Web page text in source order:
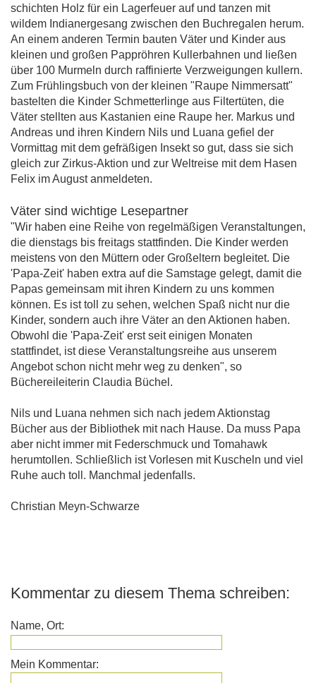
schichten Holz für ein Lagerfeuer auf und tanzen mit
wildem Indianergesang zwischen den Buchregalen herum.
An einem anderen Termin bauten Väter und Kinder aus
kleinen und großen Pappröhren Kullerbahnen und ließen
über 100 Murmeln durch raffinierte Verzweigungen kullern.
Zum Frühlingsbuch von der kleinen "Raupe Nimmersatt"
bastelten die Kinder Schmetterlinge aus Filtertüten, die
Väter stellten aus Kastanien eine Raupe her. Markus und
Andreas und ihren Kindern Nils und Luana gefiel der
Vormittag mit dem gefräßigen Insekt so gut, dass sie sich
gleich zur Zirkus-Aktion und zur Weltreise mit dem Hasen
Felix im August anmeldeten.
Väter sind wichtige Lesepartner
"Wir haben eine Reihe von regelmäßigen Veranstaltungen,
die dienstags bis freitags stattfinden. Die Kinder werden
meistens von den Müttern oder Großeltern begleitet. Die
'Papa-Zeit' haben extra auf die Samstage gelegt, damit die
Papas gemeinsam mit ihren Kindern zu uns kommen
können. Es ist toll zu sehen, welchen Spaß nicht nur die
Kinder, sondern auch ihre Väter an den Aktionen haben.
Obwohl die 'Papa-Zeit' erst seit einigen Monaten
stattfindet, ist diese Veranstaltungsreihe aus unserem
Angebot schon nicht mehr weg zu denken", so
Büchereileiterin Claudia Büchel.
Nils und Luana nehmen sich nach jedem Aktionstag
Bücher aus der Bibliothek mit nach Hause. Da muss Papa
aber nicht immer mit Federschmuck und Tomahawk
herumtollen. Schließlich ist Vorlesen mit Kuscheln und viel
Ruhe auch toll. Manchmal jedenfalls.
Christian Meyn-Schwarze
Kommentar zu diesem Thema schreiben:
Name, Ort:
Mein Kommentar: